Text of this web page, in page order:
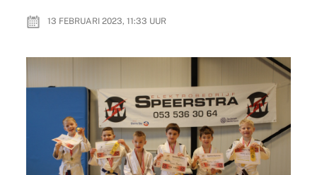
13 FEBRUARI 2023, 11:33 UUR